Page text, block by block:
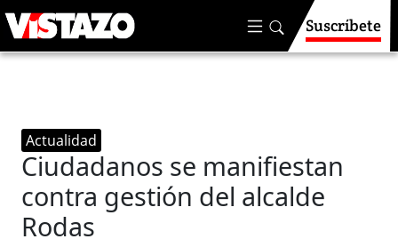
Suscríbete
Actualidad
Ciudadanos se manifiestan
contra gestión del alcalde
Rodas